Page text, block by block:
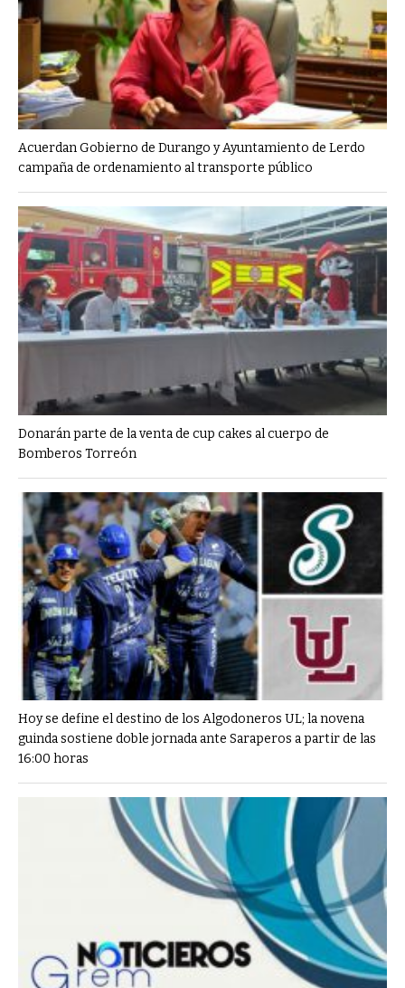
Acuerdan Gobierno de Durango y Ayuntamiento de Lerdo
campaña de ordenamiento al transporte público
Donarán parte de la venta de cup cakes al cuerpo de
Bomberos Torreón
Hoy se define el destino de los Algodoneros UL; la novena
guinda sostiene doble jornada ante Saraperos a partir de las
16:00 horas